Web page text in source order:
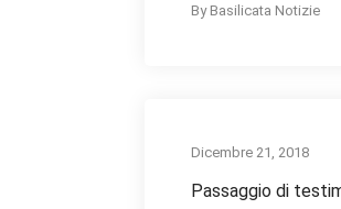
By Basilicata Notizie
Dicembre 21, 2018
Passaggio di